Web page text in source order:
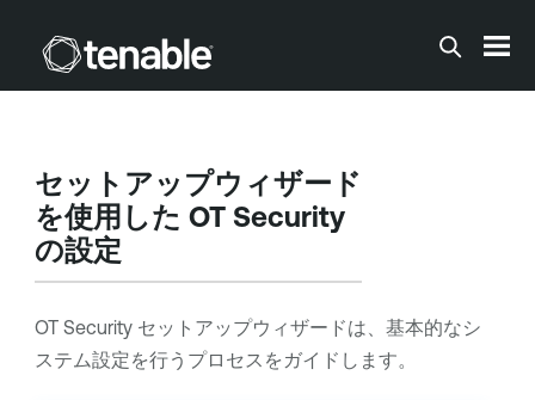
メインコンテンツに移動する
セットアップウィザード
を使用した OT Security
の設定
OT Securityセットアップウィザードは、基本的なシ
ステム設定を行うプロセスをガイドします。